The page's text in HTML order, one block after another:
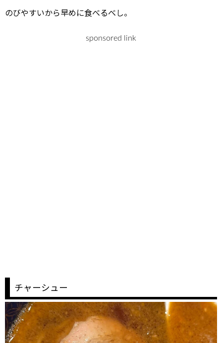
のびやすいから早めに食べるべし。
sponsored link
チャーシュー